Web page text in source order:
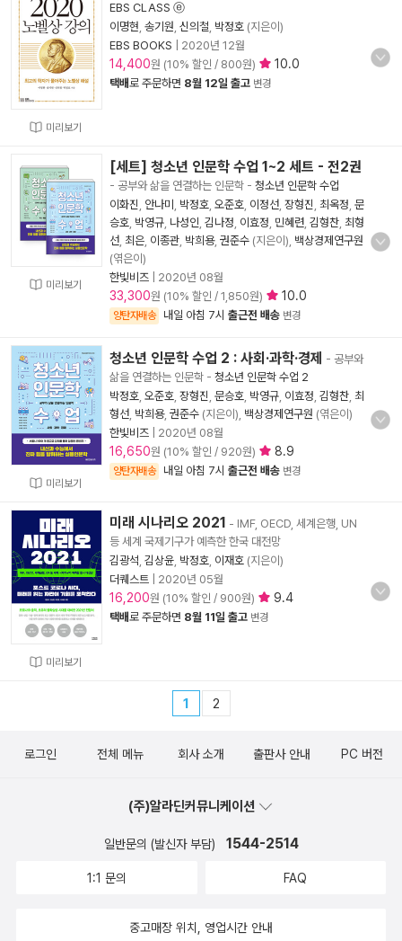
미리보기
EBS CLASS ⓔ
이명현 송기원 신의철 박정호 (지은이)
EBS BOOKS
2020년 12월
14,400원 (10% 할인 / 800원) 10.0
택배로 주문하면 8월 12일 출고 변경
미리보기
[세트] 청소년 인문학 수업 1~2 세트 - 전2권
- 공부와 삶을 연결하는 인문학 - 청소년 인문학 수업
이화진 안나미 박정호 오준호 이정선 장형진 최옥정 문
승호 박영규 나성인 김나정 이효정 민혜련 김형찬 최형
선 최은 이종관 박희용, 권준수 (지은이), 백상경제연구원
(엮은이)
한빛비즈
2020년 08월
33,300원 (10% 할인 / 1,850원) 10.0
양탄자배송 내일 아침 7시 출근전 배송 변경
미리보기
청소년 인문학 수업 2 : 사회·과학·경제 - 공부와
삶을 연결하는 인문학 - 청소년 인문학 수업 2
박정호 오준호 장형진 문승호 박영규 이효정 김형찬 최
형선 박희용, 권준수 (지은이), 백상경제연구원 (엮은이)
한빛비즈
2020년 08월
16,650원 (10% 할인 / 920원) 8.9
양탄자배송 내일 아침 7시 출근전 배송 변경
미리보기
미래 시나리오 2021 - IMF, OECD, 세계은행, UN
등 세계 국제기구가 예측한 한국 대전망
김광석 김상윤 박정호 이재호 (지은이)
더퀘스트
2020년 05월
16,200원 (10% 할인 / 900원) 9.4
택배로 주문하면 8월 11일 출고 변경
1 2
로그인 전체 메뉴 회사 소개 출판사 안내 PC 버전
(주)알라딘커뮤니케이션
일반문의 (발신자 부담) 1544-2514
1:1 문의 FAQ
중고매장 위치, 영업시간 안내